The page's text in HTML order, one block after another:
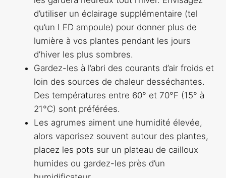
d’utiliser un éclairage supplémentaire (tel
qu’un LED ampoule) pour donner plus de
lumière à vos plantes pendant les jours
d’hiver les plus sombres.
Gardez-les à l’abri des courants d’air froids et
loin des sources de chaleur desséchantes.
Des températures entre 60° et 70°F (15° à
21°C) sont préférées.
Les agrumes aiment une humidité élevée,
alors vaporisez souvent autour des plantes,
placez les pots sur un plateau de cailloux
humides ou gardez-les près d’un